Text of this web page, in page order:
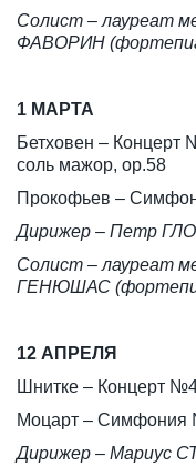
Солист – лауреат
ФАВОРИН
1 МАРТА
Бетховен – Концерт
соль мажор, ор.58
Прокофьев –
Дирижер – Петр
Солист – лауреат
ГЕНЮШАС
12 АПРЕЛЯ
Шнитке – Концерт
Моцарт – Симфония
Дирижер – Мариус